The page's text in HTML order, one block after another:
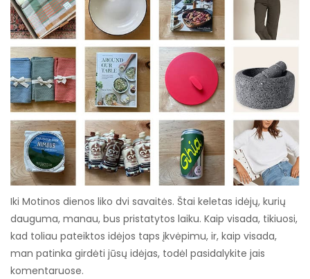
Iki Motinos dienos liko dvi savaitės. Štai keletas idėjų, kurių
dauguma, manau, bus pristatytos laiku. Kaip visada, tikiuosi,
kad toliau pateiktos idėjos taps įkvėpimu, ir, kaip visada,
man patinka girdėti jūsų idėjas, todėl pasidalykite jais
komentaruose.